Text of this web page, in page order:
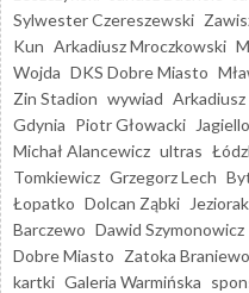
Sylwester Czereszewski
Kun Arkadiusz Mroczkowski
Wojda DKS Dobre Miasto
Zin Stadion wywiad
Gdynia Piotr Głowacki
Michał Alancewicz ultras
Tomkiewicz Grzegorz Lech
Łopatko Dolcan Ząbki
Barczewo Dawid Szymonowicz
Dobre Miasto Zatoka Braniewo
kartki Galeria Warmińska